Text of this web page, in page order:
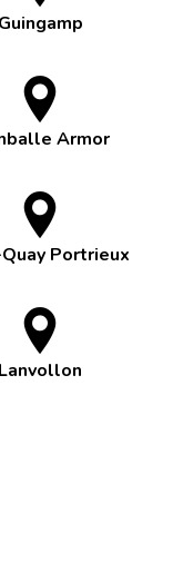
Guingamp
Armor
Portrieux
Lanvollon